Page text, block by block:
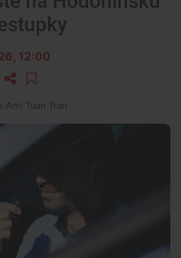
12:00
Anh Tuan Tran